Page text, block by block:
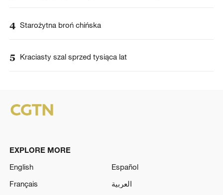
4 Starożytna broń chińska
5 Kraciasty szal sprzed tysiąca lat
EXPLORE MORE
English
Español
Français
العربية